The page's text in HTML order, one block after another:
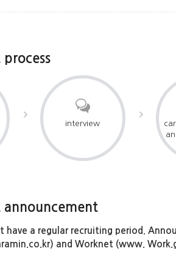
process
interview
announcement
have a regular recruiting period.
and Worknet (www.